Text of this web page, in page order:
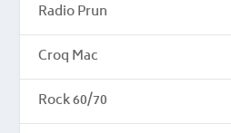
Radio Prun
Croq Mac
Rock 60/70